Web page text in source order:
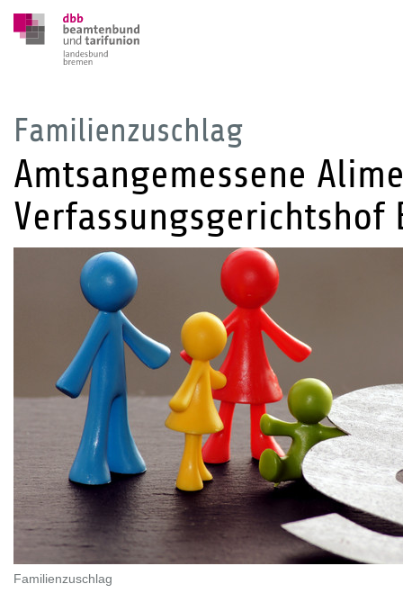
Familienzuschlag
Amtsangemessene
Verfassungsgerichtshof
Familienzuschlag